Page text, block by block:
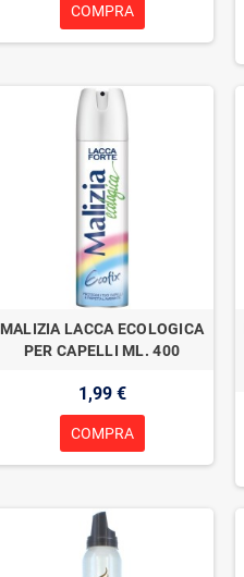
COMPRA
MALIZIA LACCA ECOLOGICA
PER CAPELLI ML. 400
1,99 €
COMPRA